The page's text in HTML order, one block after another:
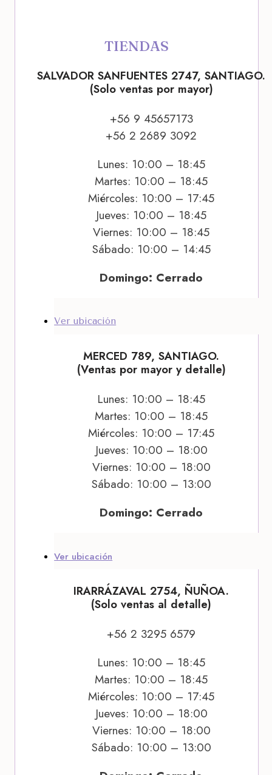
TIENDAS
SALVADOR SANFUENTES 2747, SANTIAGO.
(Solo ventas por mayor)
+56 9 45657173
+56 2 2689 3092
Lunes: 10:00 – 18:45
Martes: 10:00 – 18:45
Miércoles: 10:00 – 17:45
Jueves: 10:00 – 18:45
Viernes: 10:00 – 18:45
Sábado: 10:00 – 14:45
Domingo: Cerrado
Ver ubicación
MERCED 789, SANTIAGO.
(Ventas por mayor y detalle)
Lunes: 10:00 – 18:45
Martes: 10:00 – 18:45
Miércoles: 10:00 – 17:45
Jueves: 10:00 – 18:00
Viernes: 10:00 – 18:00
Sábado: 10:00 – 13:00
Domingo: Cerrado
Ver ubicación
IRARRÁZAVAL 2754, ÑUÑOA.
(Solo ventas al detalle)
+56 2 3295 6579
Lunes: 10:00 – 18:45
Martes: 10:00 – 18:45
Miércoles: 10:00 – 17:45
Jueves: 10:00 – 18:00
Viernes: 10:00 – 18:00
Sábado: 10:00 – 13:00